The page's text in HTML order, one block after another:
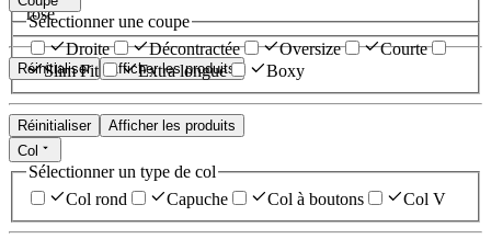
rose
Réinitialiser Afficher les produits
Sélectionner une coupe
Droite
Décontractée Oversize
Courte
Slim Fit
Extra longue Boxy
Réinitialiser
Afficher les produits
Col
Sélectionner un type de col
Col rond
Capuche Col à boutons Col V